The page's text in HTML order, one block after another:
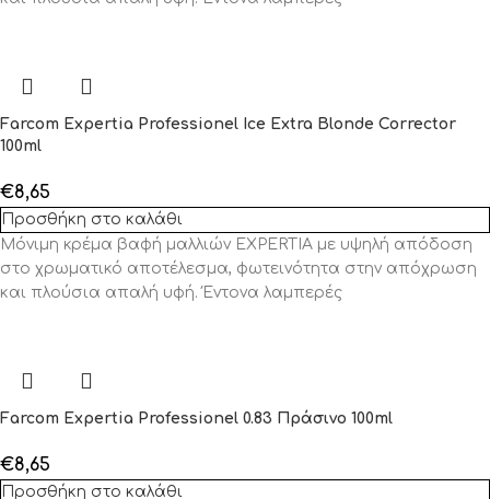
Farcom Expertia Professionel Ice Extra Blonde Corrector
100ml
€8,65
Προσθήκη στο καλάθι
Μόνιμη κρέμα βαφή μαλλιών EXPERTIA με υψηλή απόδοση
στο χρωματικό αποτέλεσμα, φωτεινότητα στην απόχρωση
και πλούσια απαλή υφή. Έντονα λαμπερές
Farcom Expertia Professionel 0.83 Πράσινο 100ml
€8,65
Προσθήκη στο καλάθι